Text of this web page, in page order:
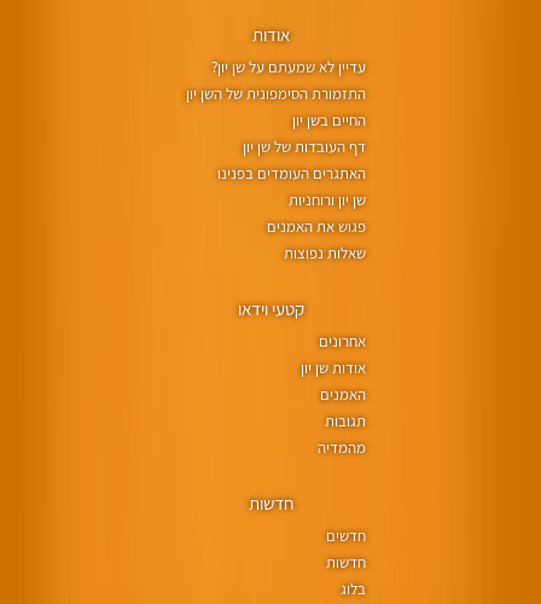
אודות
עדיין לא שמעתם על שן יון?
התזמורת הסימפונית של השן יון
החיים בשן יון
דף העובדות של שן יון
האתגרים העומדים בפנינו
שן יון ורוחניות
פגוש את האמנים
שאלות נפוצות
קטעי וידאו
אחרונים
אודות שן יון
האמנים
תגובות
מהמדיה
חדשות
חדשים
חדשות
בלוג